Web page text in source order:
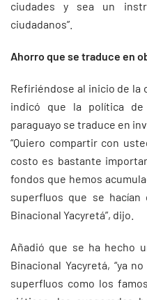
ciudades y sea un
ciudadanos”.
Ahorro que se traduce en
Refiriéndose al inicio de la
indicó que la política
paraguayo se traduce en
“Quiero compartir con
costo es bastante
fondos que hemos
superfluos que se hacían
Binacional Yacyretá”, dijo.
Añadió que se ha hecho
Binacional Yacyretá, “ya
superfluos como los